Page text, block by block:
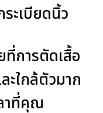
ะเบียดนิ้ว
ที่การตัดเสื้อ
ะใกล้ตัวมาก
าที่คุณ